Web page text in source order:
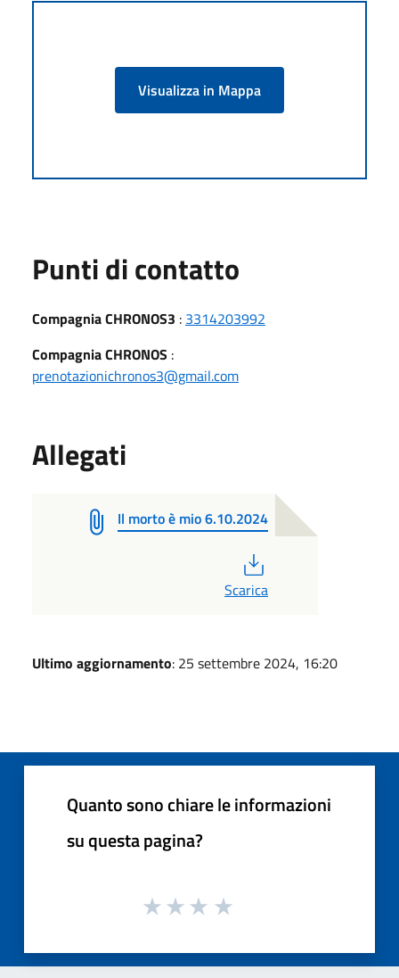
Visualizza in Mappa
Punti di contatto
Compagnia CHRONOS3 : 3314203992
Compagnia CHRONOS :
prenotazionichronos3@gmail.com
Allegati
Il morto è mio 6.10.2024
Scarica
Ultimo aggiornamento: 25 settembre 2024, 16:20
Quanto sono chiare le informazioni
su questa pagina?